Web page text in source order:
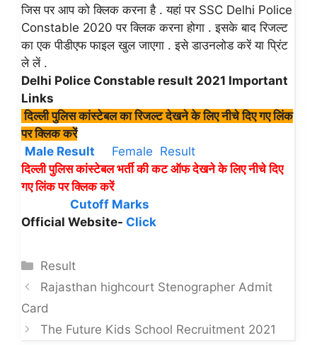
जिस पर आप को क्लिक करना है . यहां पर SSC Delhi Police
Constable 2020 पर क्लिक करना होगा . इसके बाद रिजल्ट
का एक पीडीएफ फाइल खुल जाएगा . इसे डाउनलोड करें या प्रिंट
ले लें .
Delhi Police Constable result 2021 Important
Links
दिल्ली पुलिस कांस्टेबल का रिजल्ट देखने के लिए नीचे दिए गए लिंक
पर क्लिक करें
Male Result
Female Result
दिल्ली पुलिस कांस्टेबल भर्ती की कट ऑफ देखने के लिए नीचे दिए
गए लिंक पर क्लिक करें
Cutoff Marks
Official Website- Click
Categories
Result
Rajasthan highcourt Stenographer Admit
Card
The Future Kids School Recruitment 2021